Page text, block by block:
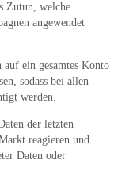
Zutun, welche
angewendet
ein gesamtes Konto
sodass bei allen
werden.
der letzten
reagieren und
Daten oder